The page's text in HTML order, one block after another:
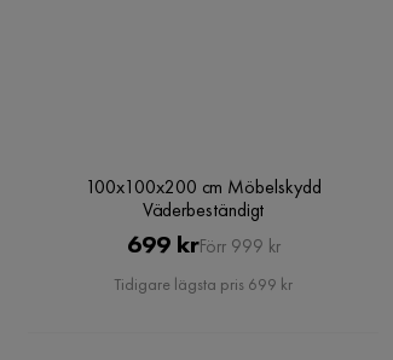
100x100x200 cm Möbelskydd
Väderbeständigt
Pris
699 krOriginal
Pris
Förr 999 kr
Tidigare lägsta pris 699 kr